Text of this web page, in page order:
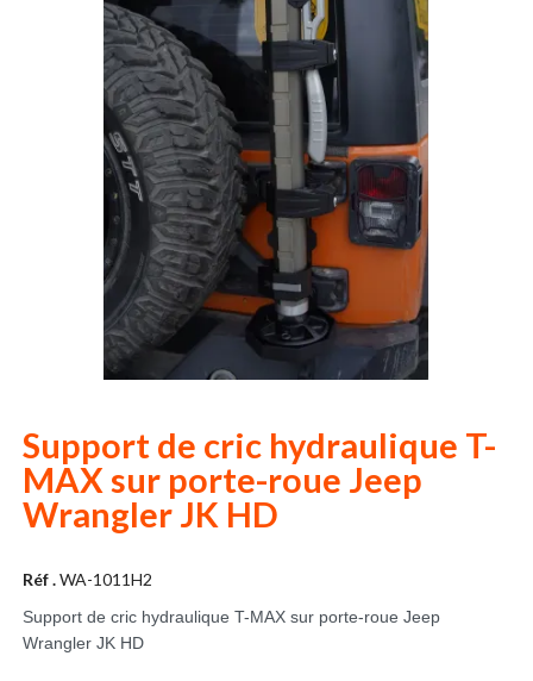
Support de cric hydraulique T-
MAX sur porte-roue Jeep
Wrangler JK HD
Réf .WA-1011H2
Support de cric hydraulique T-MAX sur porte-roue Jeep
Wrangler JK HD